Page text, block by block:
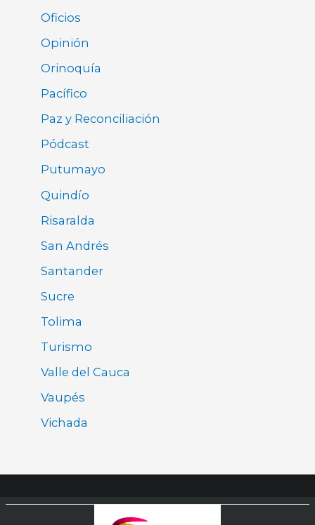
Oficios
Opinión
Orinoquía
Pacífico
Paz y Reconciliación
Pódcast
Putumayo
Quindío
Risaralda
San Andrés
Santander
Sucre
Tolima
Turismo
Valle del Cauca
Vaupés
Vichada